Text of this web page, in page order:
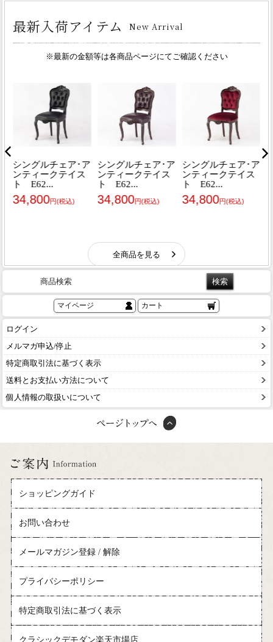
商品検索
マイページ カート
ログイン
メルマガ申込/停止
特定商取引法に基づく表示
送料とお支払い方法について
個人情報の取扱いについて
ショッピングガイド
お問い合わせ
メールマガジン登録 / 解除
プライバシーポリシー
特定商取引法に基づく表示
クラシックデモダン楽天市場店